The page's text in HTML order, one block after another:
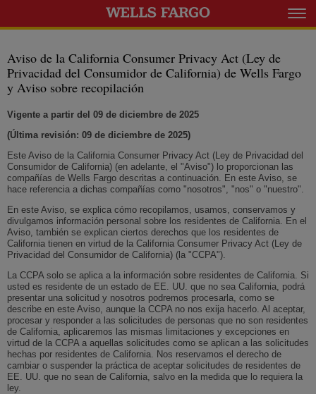
Expanda el
Aviso de la California Consumer Privacy Act (Ley de
Privacidad del Consumidor de California) de Wells Fargo
y Aviso sobre recopilación
Vigente a partir del 09 de diciembre de 2025
(Última revisión: 09 de diciembre de 2025)
Este Aviso de la California Consumer Privacy Act (Ley de Privacidad del
Consumidor de California) (en adelante, el "Aviso") lo proporcionan las
compañías de Wells Fargo descritas a continuación. En este Aviso, se
hace referencia a dichas compañías como "nosotros", "nos" o "nuestro".
En este Aviso, se explica cómo recopilamos, usamos, conservamos y
divulgamos información personal sobre los residentes de California. En el
Aviso, también se explican ciertos derechos que los residentes de
California tienen en virtud de la California Consumer Privacy Act (Ley de
Privacidad del Consumidor de California) (la "CCPA").
La CCPA solo se aplica a la información sobre residentes de California. Si
usted es residente de un estado de EE. UU. que no sea California, podrá
presentar una solicitud y nosotros podremos procesarla, como se
describe en este Aviso, aunque la CCPA no nos exija hacerlo. Al aceptar,
procesar y responder a las solicitudes de personas que no son residentes
de California, aplicaremos las mismas limitaciones y excepciones en
virtud de la CCPA a aquellas solicitudes como se aplican a las solicitudes
hechas por residentes de California. Nos reservamos el derecho de
cambiar o suspender la práctica de aceptar solicitudes de residentes de
EE. UU. que no sean de California, salvo en la medida que lo requiera la
ley.